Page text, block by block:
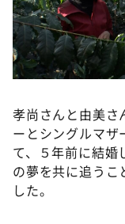
孝尚さんと由美さ
ーとシングルマザ
て、５年前に結婚
の夢を共に追うこ
した。